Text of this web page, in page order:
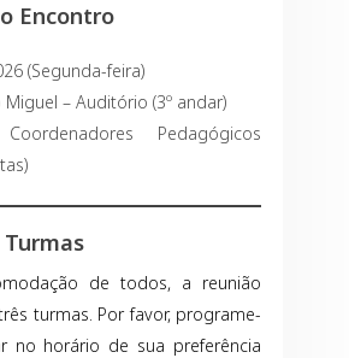
Encontro
(Segunda-feira)
Miguel – Auditório (3º andar)
Pedagógicos
de todos, a reunião
turmas. Por favor, programe-
no horário de sua preferência